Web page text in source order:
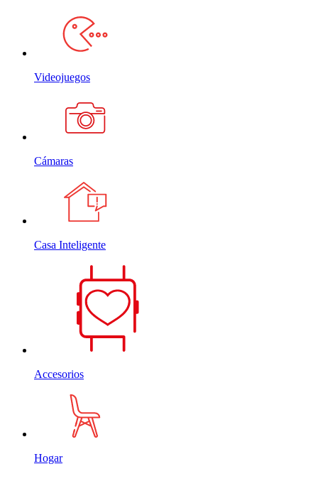
Videojuegos
Cámaras
Casa Inteligente
Accesorios
Hogar